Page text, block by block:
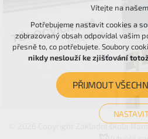
© 2026 Copyright Základní škola
Vítejte na
Potřebujeme nastavit cookies a
zobrazovaný obsah odpovídal vašim
přesně to, co potřebujete. Soubory
nikdy neslouží ke zjišťování
PŘIJMOUT